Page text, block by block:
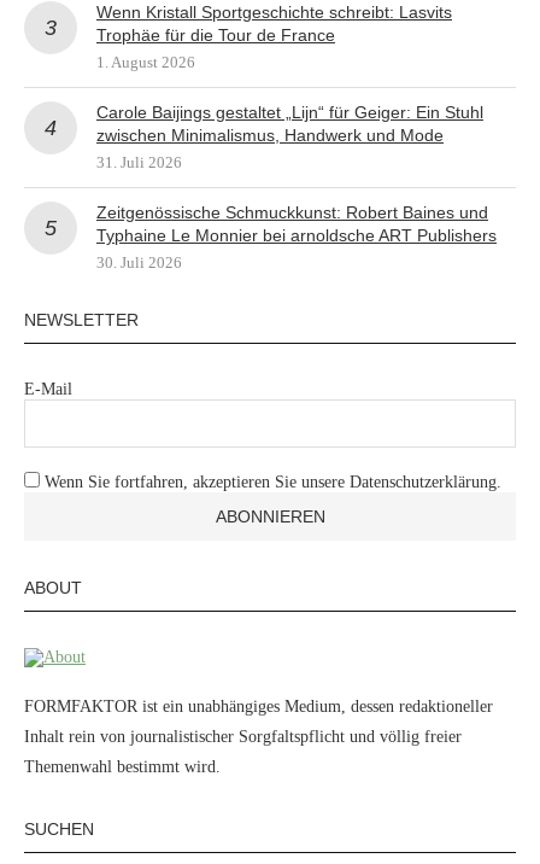
Wenn Kristall Sportgeschichte schreibt: Lasvits
Trophäe für die Tour de France
1. August 2026
Carole Baijings gestaltet „Lijn“ für Geiger: Ein Stuhl
zwischen Minimalismus, Handwerk und Mode
31. Juli 2026
Zeitgenössische Schmuckkunst: Robert Baines und
Typhaine Le Monnier bei arnoldsche ART Publishers
30. Juli 2026
NEWSLETTER
E-Mail
Wenn Sie fortfahren, akzeptieren Sie unsere Datenschutzerklärung.
ABOUT
FORMFAKTOR ist ein unabhängiges Medium, dessen redaktioneller
Inhalt rein von journalistischer Sorgfaltspflicht und völlig freier
Themenwahl bestimmt wird.
SUCHEN